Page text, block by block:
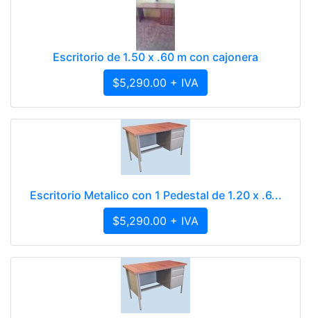
Escritorio de 1.50 x .60 m con cajonera
$5,290.00 + IVA
Escritorio Metalico con 1 Pedestal de 1.20 x .6...
$5,290.00 + IVA